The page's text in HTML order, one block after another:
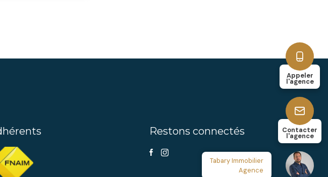
Tabary Immobilier
Agence
Appeler
l'agence
Contacter
l'agence
Restons connectés